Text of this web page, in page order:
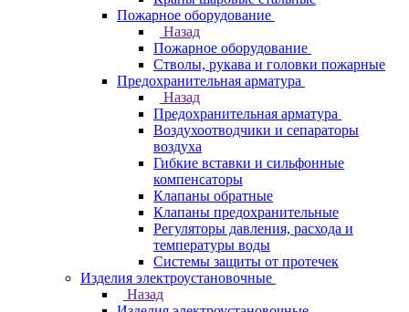
Пожарное оборудование
Назад
Пожарное оборудование
Стволы, рукава и головки пожарные
Предохранительная арматура
Назад
Предохранительная арматура
Воздухоотводчики и сепараторы
воздуха
Гибкие вставки и сильфонные
компенсаторы
Клапаны обратные
Клапаны предохранительные
Регуляторы давления, расхода и
температуры воды
Системы защиты от протечек
Изделия электроустановочные
Назад